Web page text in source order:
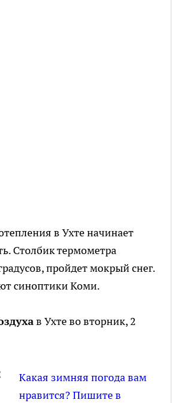
в Ухте начинает
Столбик термометра
пройдет мокрый снег.
синоптики Коми.
в Ухте во вторник, 2
Какая зимняя погода вам
нравится? Пишите в